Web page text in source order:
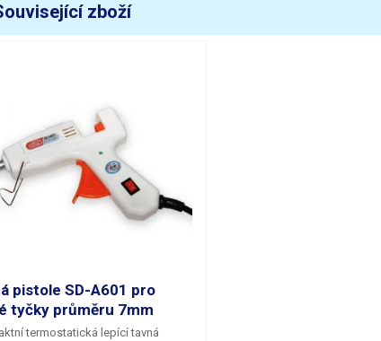
ano
Pracovní teplota
odolnost
Hmotnost
zboží
pistole SD-A601 pro
tyčky průměru 7mm
termostatická lepící tavná